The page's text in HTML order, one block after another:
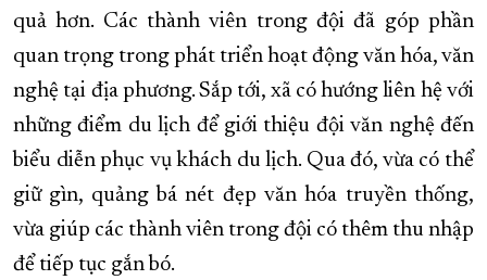
quả hơn. Các thành viên trong đội đã góp phần
quan trọng trong phát triển hoạt động văn hóa, văn
nghệ tại địa phương. Sắp tới, xã có hướng liên hệ với
những điểm du lịch để giới thiệu đội văn nghệ đến
biểu diễn phục vụ khách du lịch. Qua đó, vừa có thể
giữ gìn, quảng bá nét đẹp văn hóa truyền thống,
vừa giúp các thành viên trong đội có thêm thu nhập
để tiếp tục gắn bó.